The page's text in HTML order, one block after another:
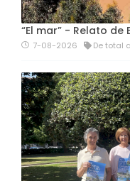
“El mar” - Relato de
7-08-2026 De total